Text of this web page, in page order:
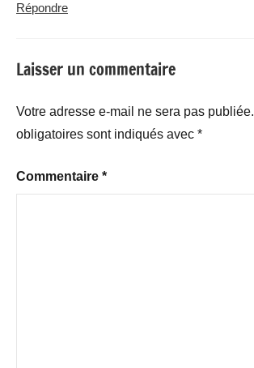
Répondre
Laisser un commentaire
Votre adresse e-mail ne sera pas publiée.
obligatoires sont indiqués avec *
Commentaire *